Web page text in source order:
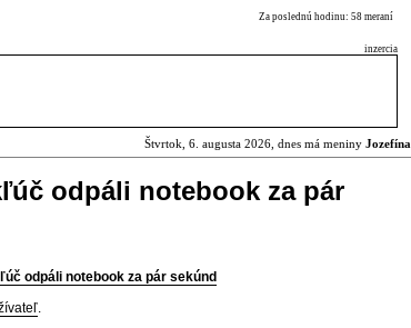
Za poslednú hodinu: 58 meraní
inzercia
Štvrtok, 6. augusta 2026, dnes má meniny Jozefína
odpáli notebook za pár
odpáli notebook za pár sekúnd
.